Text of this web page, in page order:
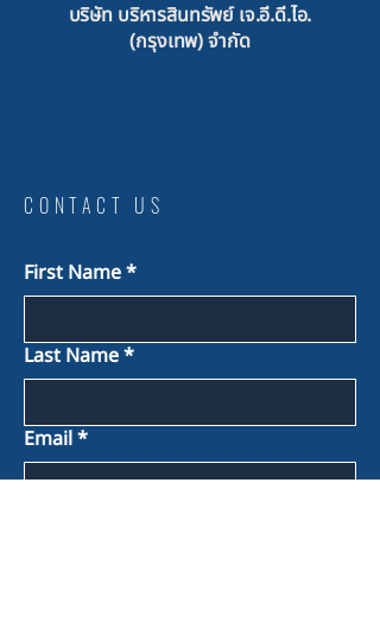
บริษัท บริหารสินทรัพย์ เจ.อี.ดี.ไอ.
(กรุงเทพ) จำกัด
CONTACT US
First Name*
Last Name*
Email*